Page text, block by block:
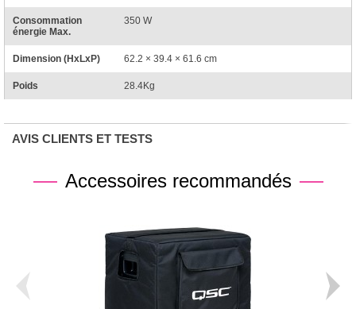
Consommation
énergie Max.
350 W
Dimension (HxLxP) 62.2 × 39.4 × 61.6 cm
Poids 28.4Kg
AVIS CLIENTS ET TESTS
Accessoires recommandés